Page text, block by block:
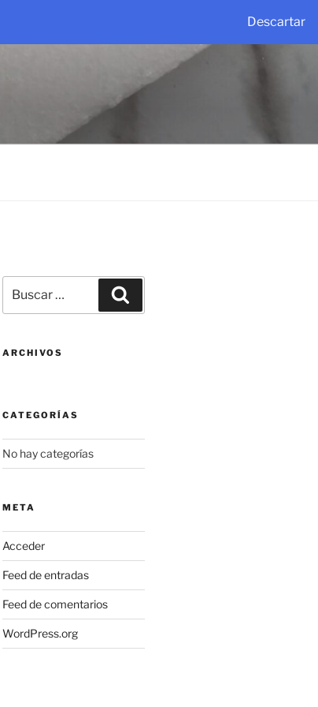
por:
ARCHIVOS
CATEGORÍAS
No hay categorías
META
Acceder
Feed de entradas
Feed de comentarios
WordPress.org
Descartar